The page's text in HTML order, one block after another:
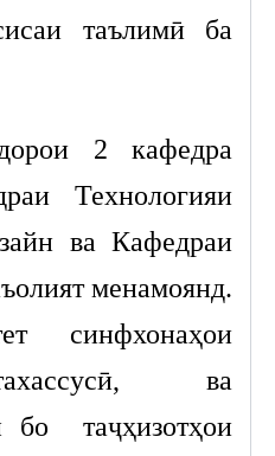
таълимӣ ба
2 кафедра
Технологияи
ва Кафедраи
менамоянд.
синфхонаҳои
ва
бо таҷҳизотҳои